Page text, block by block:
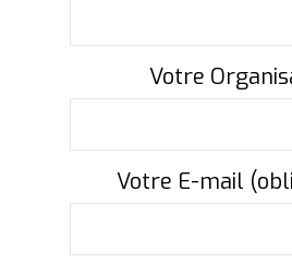
Votre
Votre E-mail